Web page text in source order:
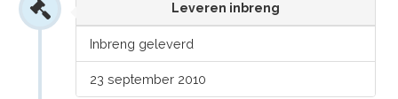
Leveren inbreng
Inbreng geleverd
23 september 2010